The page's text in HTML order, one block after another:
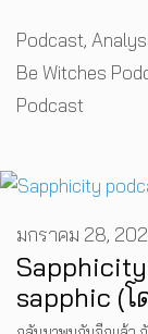
Categories
Podcast,
Tags
Be Witches
Podcast
sapphic (โ
มกราคม 28,